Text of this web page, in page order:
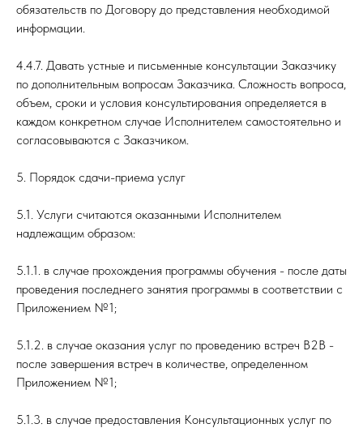
обязательств по Договору до представления необходимой
информации.
4.4.7. Давать устные и письменные консультации Заказчику
по дополнительным вопросам Заказчика. Сложность вопроса,
объем, сроки и условия консультирования определяется в
каждом конкретном случае Исполнителем самостоятельно и
согласовываются с Заказчиком.
5. Порядок сдачи-приема услуг
5.1. Услуги считаются оказанными Исполнителем
надлежащим образом:
5.1.1. в случае прохождения программы обучения - после даты
проведения последнего занятия программы в соответствии с
Приложением №1;
5.1.2. в случае оказания услуг по проведению встреч В2В -
после завершения встреч в количестве, определенном
Приложением №1;
5.1.3. в случае предоставления Консультационных услуг по